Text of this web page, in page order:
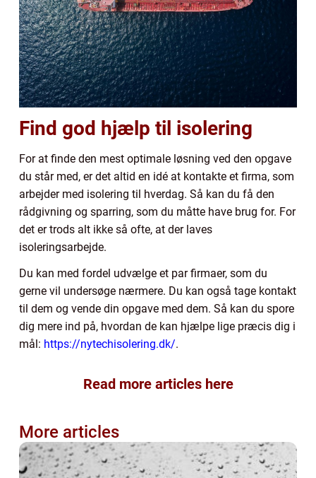
Find god hjælp til isolering
For at finde den mest optimale løsning ved den opgave
du står med, er det altid en idé at kontakte et firma, som
arbejder med isolering til hverdag. Så kan du få den
rådgivning og sparring, som du måtte have brug for. For
det er trods alt ikke så ofte, at der laves
isoleringsarbejde.
Du kan med fordel udvælge et par firmaer, som du
gerne vil undersøge nærmere. Du kan også tage kontakt
til dem og vende din opgave med dem. Så kan du spore
dig mere ind på, hvordan de kan hjælpe lige præcis dig i
mål: https://nytechisolering.dk/.
Read more articles here
More articles